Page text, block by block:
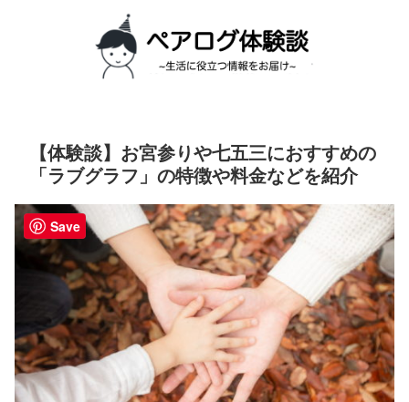
【体験談】お宮参りや七五三におすすめの
「ラブグラフ」の特徴や料金などを紹介
Save